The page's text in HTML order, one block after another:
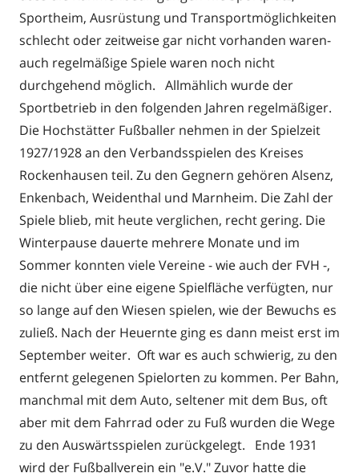
Sportheim, Ausrüstung und Transportmöglichkeiten
schlecht oder zeitweise gar nicht vorhanden waren-
auch regelmäßige Spiele waren noch nicht
durchgehend möglich. Allmählich wurde der
Sportbetrieb in den folgenden Jahren regelmäßiger.
Die Hochstätter Fußballer nehmen in der Spielzeit
1927/1928 an den Verbandsspielen des Kreises
Rockenhausen teil. Zu den Gegnern gehören Alsenz,
Enkenbach, Weidenthal und Marnheim. Die Zahl der
Spiele blieb, mit heute verglichen, recht gering. Die
Winterpause dauerte mehrere Monate und im
Sommer konnten viele Vereine - wie auch der FVH -,
die nicht über eine eigene Spielfläche verfügten, nur
so lange auf den Wiesen spielen, wie der Bewuchs es
zuließ. Nach der Heuernte ging es dann meist erst im
September weiter. Oft war es auch schwierig, zu den
entfernt gelegenen Spielorten zu kommen. Per Bahn,
manchmal mit dem Auto, seltener mit dem Bus, oft
aber mit dem Fahrrad oder zu Fuß wurden die Wege
zu den Auswärtsspielen zurückgelegt. Ende 1931
wird der Fußballverein ein "e.V." Zuvor hatte die